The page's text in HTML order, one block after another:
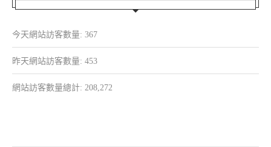
今天網站訪客數量: 367
昨天網站訪客數量: 453
網站訪客數量總計: 208,272